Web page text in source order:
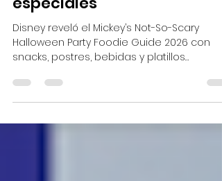
snacks, postres y bebidas
especiales
Disney reveló el Mickey’s Not-So-Scary
Halloween Party Foodie Guide 2026 con
snacks, postres, bebidas y platillos
especiales disponibles en Magic Kingdom